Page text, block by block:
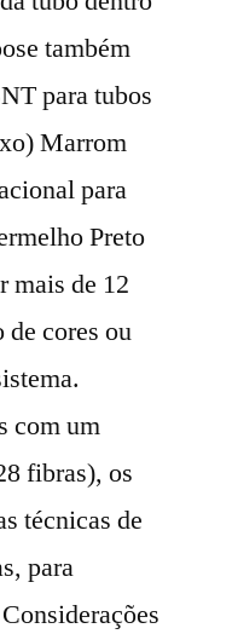
também
para tubos
Marrom
para
Preto
mais de 12
cores ou
com um
fibras), os
técnicas de
para